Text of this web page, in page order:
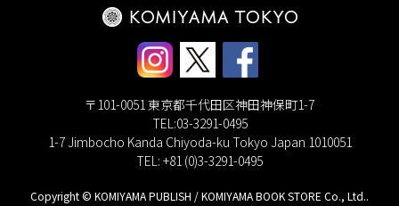
〒101-0051 東京都千代田区神田神保町1-7
TEL:03-3291-0495
1-7 Jimbocho Kanda Chiyoda-ku Tokyo Japan 1010051
TEL: +81 (0)3-3291-0495
Copyright © KOMIYAMA PUBLISH / KOMIYAMA BOOK STORE Co., Ltd..